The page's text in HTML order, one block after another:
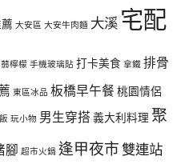
大安區 大安牛肉麵 大溪 宅配
檸檬 手機玻璃貼 打卡美食 拿鐵 排骨
東區冰品 板橋早午餐 桃園情侶
玩小物 男生穿搭 義大利料理 聚
腳 超市火鍋 逢甲夜市 雙連站